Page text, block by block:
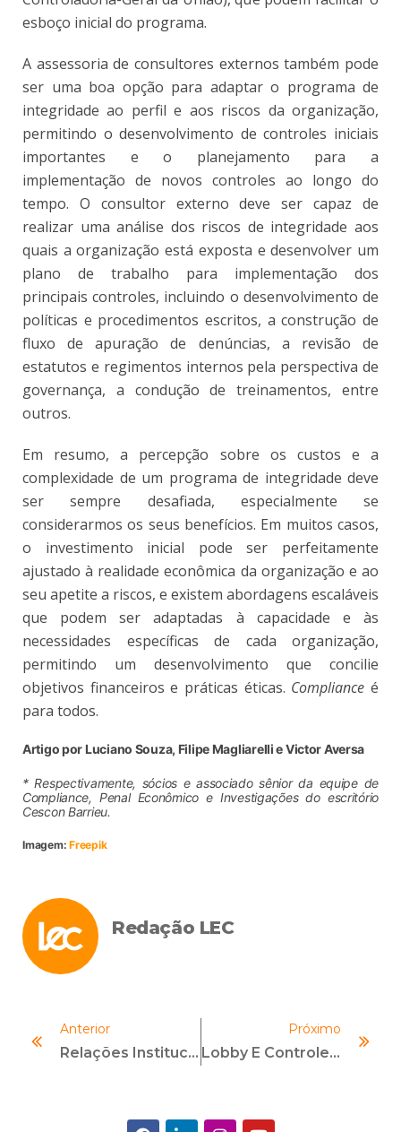
esboço inicial do programa.
A assessoria de consultores externos também pode
ser uma boa opção para adaptar o programa de
integridade ao perfil e aos riscos da organização,
permitindo o desenvolvimento de controles iniciais
importantes e o planejamento para a
implementação de novos controles ao longo do
tempo. O consultor externo deve ser capaz de
realizar uma análise dos riscos de integridade aos
quais a organização está exposta e desenvolver um
plano de trabalho para implementação dos
principais controles, incluindo o desenvolvimento de
políticas e procedimentos escritos, a construção de
fluxo de apuração de denúncias, a revisão de
estatutos e regimentos internos pela perspectiva de
governança, a condução de treinamentos, entre
outros.
Em resumo, a percepção sobre os custos e a
complexidade de um programa de integridade deve
ser sempre desafiada, especialmente se
considerarmos os seus benefícios. Em muitos casos,
o investimento inicial pode ser perfeitamente
ajustado à realidade econômica da organização e ao
seu apetite a riscos, e existem abordagens escaláveis
que podem ser adaptadas à capacidade e às
necessidades específicas de cada organização,
permitindo um desenvolvimento que concilie
objetivos financeiros e práticas éticas. Compliance é
para todos.
Artigo por Luciano Souza, Filipe Magliarelli e Victor Aversa
* Respectivamente, sócios e associado sênior da equipe de
Compliance, Penal Econômico e Investigações do escritório
Cescon Barrieu.
Imagem:Freepik
Redação LEC
Anterior
Relações Institucionais E Governamentais E Compliance: Uma Parceria Necessária
Próximo
Lobby E Controles De Compliance: Uma Perspectiva Prática